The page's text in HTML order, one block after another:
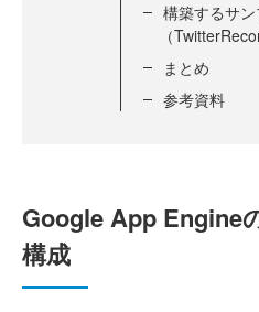
構築するサ
（
まとめ
参考資料
Google App Engine
構成